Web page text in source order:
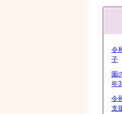
令
子
園
年
令
支